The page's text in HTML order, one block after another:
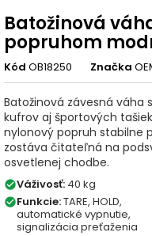
Batožinová
popruhom
Kód OB18250 Značka
Batožinová závesná
kufrov aj športových
nylonový popruh stabilne
zostáva čitateľná na
osvetlenej chodbe.
check_circleVáživosť: 40 kg
check_circleFunkcie:TARE, HOLD,
automatické vypnutie,
signalizácia preťaženia